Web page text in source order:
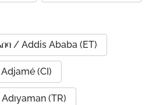
/ Addis Ababa (ET)
Adjamé (CI)
Adıyaman (TR)